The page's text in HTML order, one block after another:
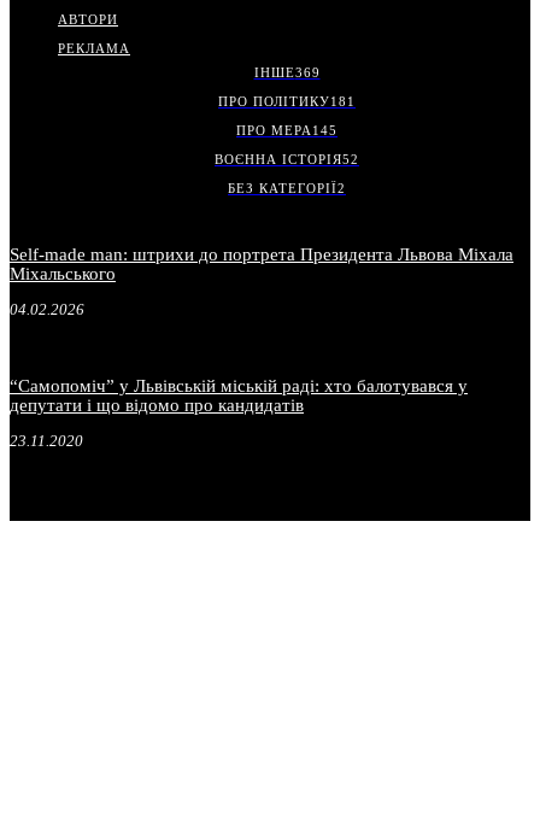
АВТОРИ
РЕКЛАМА
ІНШЕ369
ПРО ПОЛІТИКУ181
ПРО МЕРА 145
ВОЄННА ІСТОРІЯ52
БЕЗ КАТЕГОРІЇ2
Self-made man: штрихи до портрета Президента Львова Міхала
Міхальського
04.02.2026
“Самопоміч” у Львівській міській раді: хто балотувався у
депутати і що відомо про кандидатів
23.11.2020